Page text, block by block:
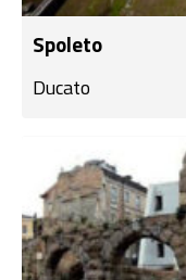
Spoleto
Ducato